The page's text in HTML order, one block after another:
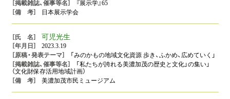
『展示学』65
日本展示学会
可児光生
2023.3.19
「みのかもの地域文化資源 歩き、ふかめ、広めていく」
「私たちが誇れる美濃加茂の歴史と文化」の集い」
（文化財保存活用地域計画）
美濃加茂市民ミュージアム